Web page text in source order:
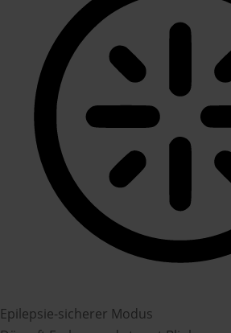
Epilepsie-sicherer Modus